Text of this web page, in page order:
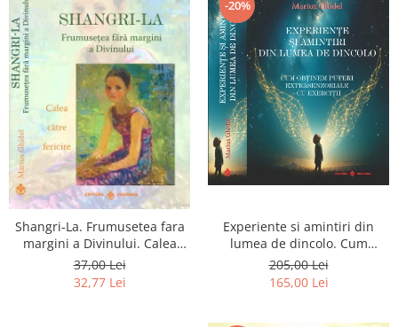
Shangri-La. Frumusetea fara
margini a Divinului. Calea
catre fericire
37,00 Lei
32,77 Lei
-20%
Experiente si amintiri din
lumea de dincolo. Cum
obtinem puteri
extrasenzoriale - cu exercitii
205,00 Lei
165,00 Lei